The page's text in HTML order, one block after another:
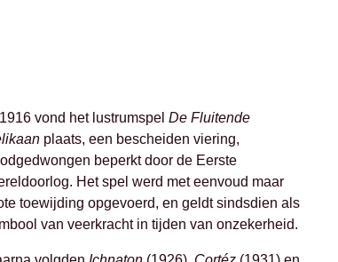
1916 vond het lustrumspel De Fluitende
plaats, een bescheiden viering,
beperkt door de Eerste
Het spel werd met eenvoud maar
toewijding opgevoerd, en geldt sindsdien als
van veerkracht in tijden van onzekerheid.